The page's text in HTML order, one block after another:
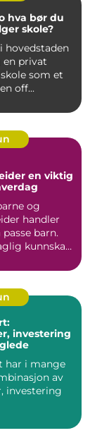
skole?
hovedstaden
en privat
som et
off...
viktig
og
handler
barn.
kunnskap,
investering
har i mange
av
investering